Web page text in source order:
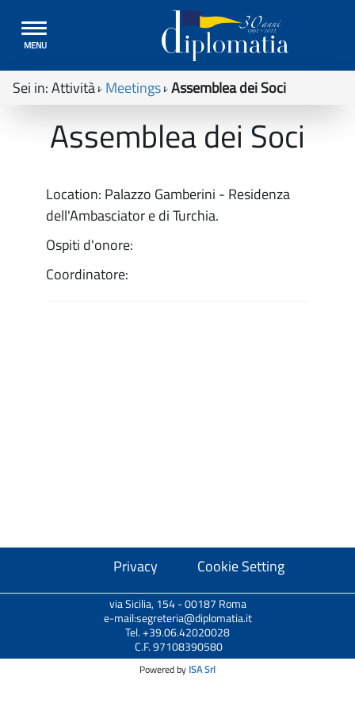
Toggle
navigation
MENU
Sei in:Attività Meetings Assemblea dei Soci
Assemblea dei Soci
Location: Palazzo Gamberini - Residenza
dell'Ambasciator e di Turchia.
Ospiti d'onore:
Coordinatore:
Privacy Cookie Setting
via Sicilia, 154 - 00187 Roma
e-mail:segreteria@diplomatia.it
Tel. +39.06.42020028
C.F. 97108390580
Powered by ISA Srl